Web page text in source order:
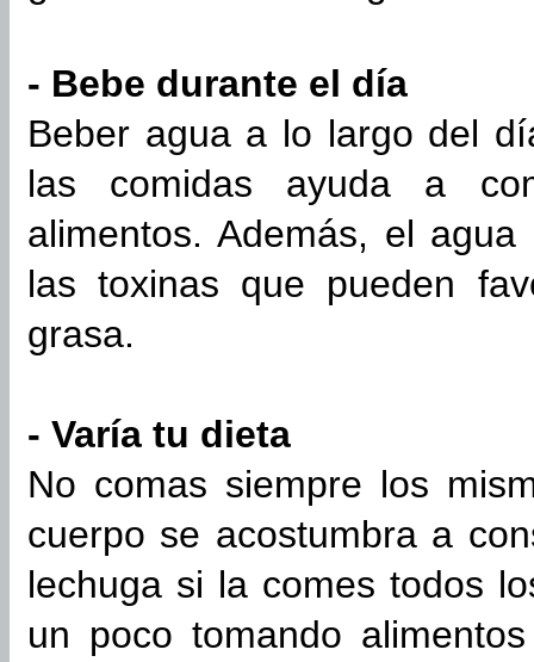
- Bebe durante el día
Beber agua a lo largo del
las comidas ayuda a
alimentos. Además, el
las toxinas que pueden
grasa.
- Varía tu dieta
No comas siempre los
cuerpo se acostumbra a
lechuga si la comes todos
un poco tomando